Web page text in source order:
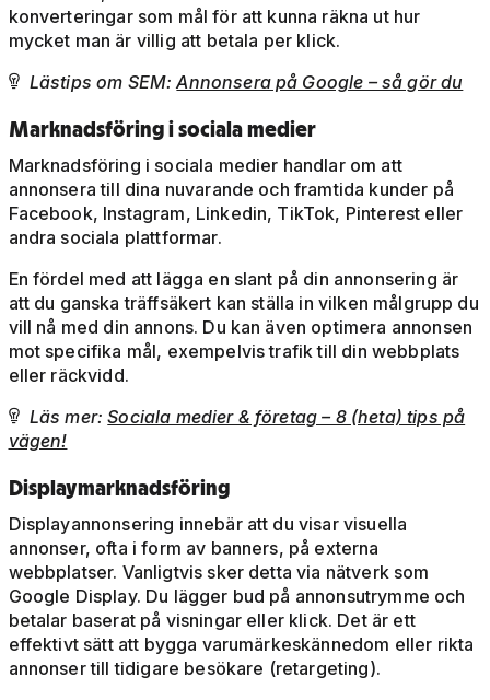
konverteringar som mål för att kunna räkna ut hur
mycket man är villig att betala per klick.
 Lästips om SEM:Annonsera på Google – så gör du
Marknadsföring i sociala medier
Marknadsföring i sociala medier handlar om att
annonsera till dina nuvarande och framtida kunder på
Facebook, Instagram, Linkedin, TikTok, Pinterest eller
andra sociala plattformar.
En fördel med att lägga en slant på din annonsering är
att du ganska träffsäkert kan ställa in vilken målgrupp du
vill nå med din annons. Du kan även optimera annonsen
mot specifika mål, exempelvis trafik till din webbplats
eller räckvidd.
 Läs mer:Sociala medier & företag – 8 (heta) tips på
vägen!
Displaymarknadsföring
Displayannonsering innebär att du visar visuella
annonser, ofta i form av banners, på externa
webbplatser. Vanligtvis sker detta via nätverk som
Google Display. Du lägger bud på annonsutrymme och
betalar baserat på visningar eller klick. Det är ett
effektivt sätt att bygga varumärkeskännedom eller rikta
annonser till tidigare besökare (retargeting).